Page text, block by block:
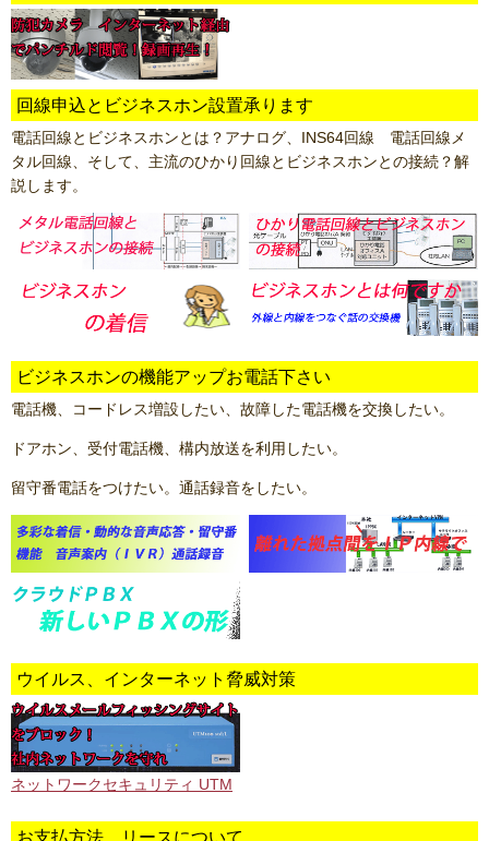
回線申込とビジネスホン設置承ります
電話回線とビジネスホンとは？アナログ、INS64回線 電話回線メ
タル回線、そして、主流のひかり回線とビジネスホンとの接続？解
説します。
ビジネスホンの機能アップお電話下さい
電話機、コードレス増設したい、故障した電話機を交換したい。
ドアホン、受付電話機、構内放送を利用したい。
留守番電話をつけたい。通話録音をしたい。
ウイルス、インターネット脅威対策
ネットワークセキュリティ UTM
お支払方法 リースについて